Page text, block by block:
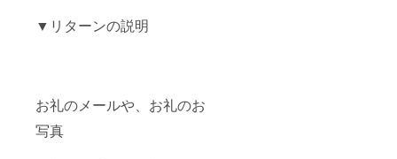
▼リターンの説明
お礼のメールや、お礼のお
写真